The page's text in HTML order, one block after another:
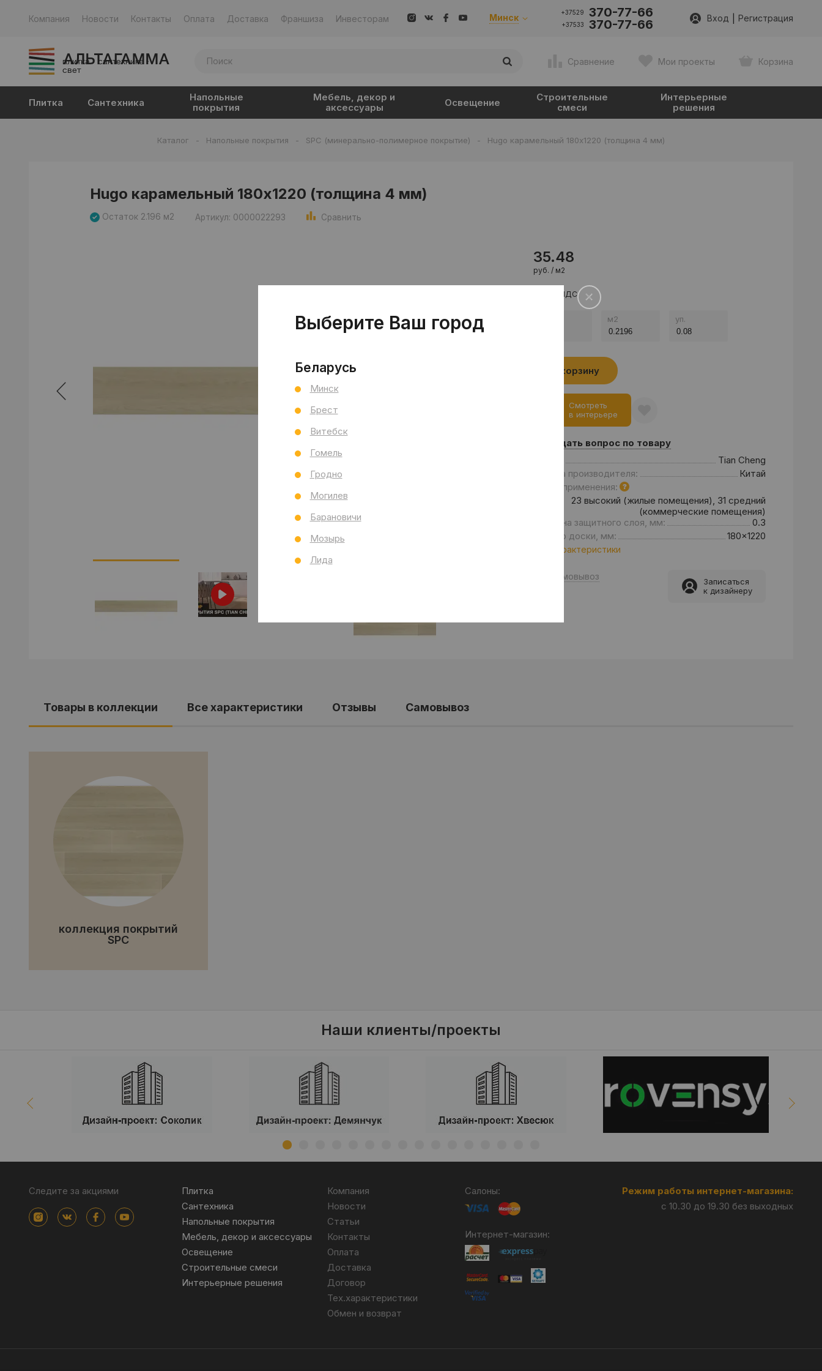
Компания Новости Контакты Оплата Доставка Франшиза Инвесторам Минск +37529 370-77-66
+37533 370-77-66 Вход Регистрация
плитка · сантехника ·
свет
Сравнение Мои проекты Корзина
Плитка Сантехника
Напольные
покрытия
Мебель, декор и
аксессуары
Освещение
Строительные
смеси
Интерьерные
решения
Каталог - Напольные покрытия - SPC (минерально-полимерное покрытие) - Hugo карамельный 180x1220 (толщина 4 мм)
Hugo карамельный 180x1220 (толщина 4 мм)
Остаток 2.196 м2 Артикул: 0000022293 Сравнить
35.48
руб. / м2
Цена с НДС
м2 уп.
В корзину
Смотреть
в интерьере
Задать вопрос по товару
Tian Cheng
Страна производителя:
Китай
Класс применения:
23 высокий (жилые помещения), 31 средний
(коммерческие помещения)
Толщина защитного слоя, мм:
0.3
Размер доски, мм:
180x1220
Все характеристики
Самовывоз
Записаться
к дизайнеру
Товары в коллекции
коллекция покрытий
SPC
Все характеристики Отзывы Самовывоз
Наши клиенты/проекты
Следите за акциями
Плитка
Сантехника
Напольные покрытия
Мебель, декор и аксессуары
Освещение
Строительные смеси
Интерьерные решения
Компания
Новости
Статьи
Контакты
Оплата
Доставка
Договор
Тех.характеристики
Обмен и возврат
Салоны:
Интернет-магазин:
Режим работы интернет-магазина:
с 10.30 до 19.30 без выходных
Выберите Ваш город
Беларусь
Минск
Брест
Витебск
Гомель
Гродно
Могилев
Барановичи
Мозырь
Лида